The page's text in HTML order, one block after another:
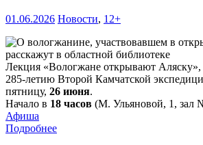
01.06.2026 Новости, 12+
Лекция «Вологжане открывают Аляску»,
285-летию Второй Камчатской
пятницу, 26 июня.
Начало в 18 часов (М. Ульяновой, 1, зал
Афиша
Подробнее